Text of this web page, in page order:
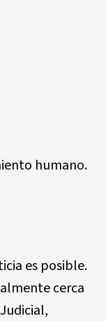
humano.
es posible.
cerca